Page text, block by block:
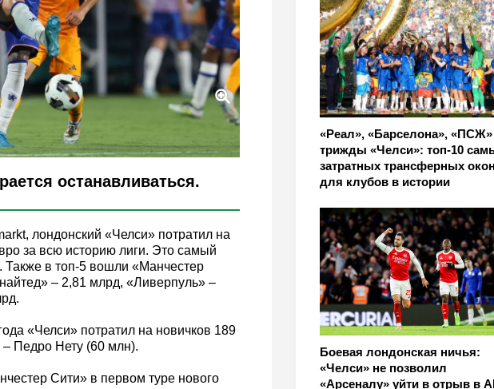
«Реал», «Барселона», «ПСЖ»
трижды «Челси»: топ-10
затратных трансферных окон
для клубов в истории
Боевая лондонская ничья:
«Челси» не позволил
«Арсеналу» уйти в отрыв в
Media
останавливаться.
лондонский «Челси» потратил на
за всю историю лиги. Это самый
Также в топ-5 вошли «Манчестер
– 2,81 млрд, «Ливерпуль» –
«Челси» потратил на новичков 189
Педро Нету (60 млн).
Сити» в первом туре нового